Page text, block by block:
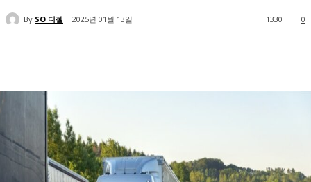
By SO 디젤 2025년 01월 13일 0
1330